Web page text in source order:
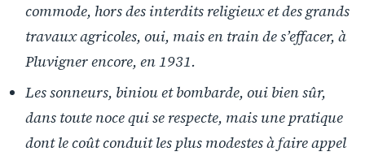
commode, hors des interdits religieux et des grands
travaux agricoles, oui, mais en train de s’effacer, à
Pluvigner encore, en 1931.
Les sonneurs, biniou et bombarde, oui bien sûr,
dans toute noce qui se respecte, mais une pratique
dont le coût conduit les plus modestes à faire appel